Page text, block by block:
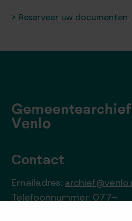
Reserveer uw documenten
Contact
Emailadres:
Telefoonnummer: 077-